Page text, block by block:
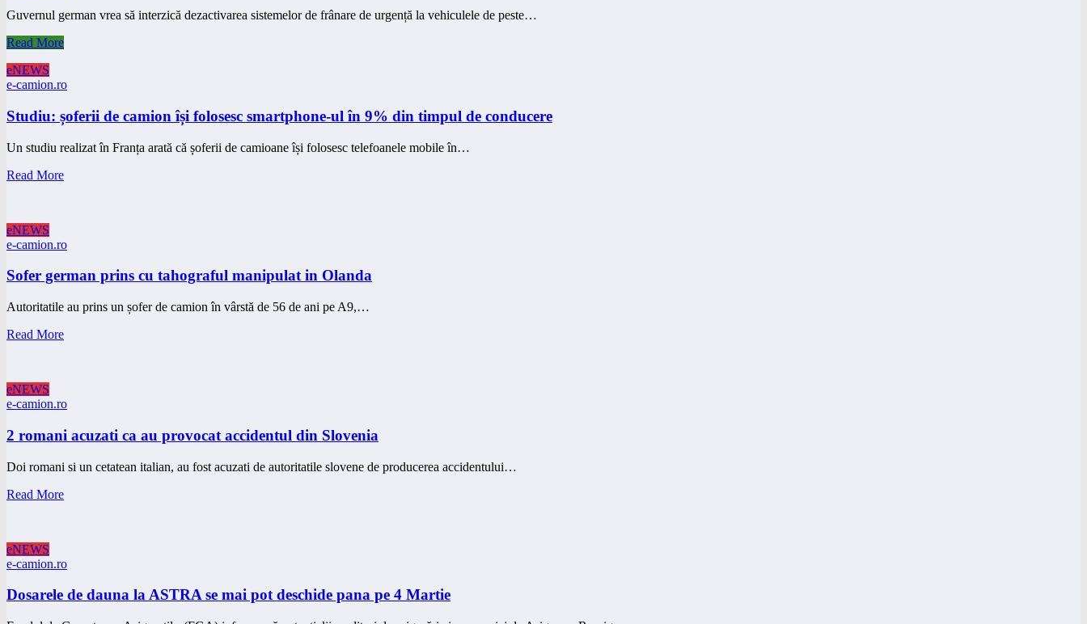
Guvernul german vrea să interzică dezactivarea sistemelor de frânare de urgență la vehiculele de peste…
Read More
eNEWS
e-camion.ro
Studiu: șoferii de camion își folosesc smartphone-ul în 9% din timpul de conducere
Un studiu realizat în Franța arată că șoferii de camioane își folosesc telefoanele mobile în…
Read More
eNEWS
e-camion.ro
Sofer german prins cu tahograful manipulat in Olanda
Autoritatile au prins un șofer de camion în vârstă de 56 de ani pe A9,…
Read More
eNEWS
e-camion.ro
2 romani acuzati ca au provocat accidentul din Slovenia
Doi romani si un cetatean italian, au fost acuzati de autoritatile slovene de producerea accidentului…
Read More
eNEWS
e-camion.ro
Dosarele de dauna la ASTRA se mai pot deschide pana pe 4 Martie